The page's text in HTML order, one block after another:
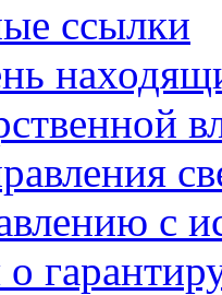
ссылки
с
о